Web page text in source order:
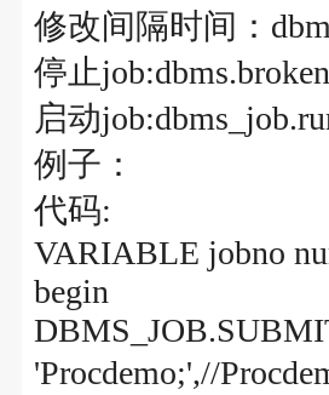
修改间隔时间：
停止
启动
例子：
代码:
VARIABLE jobno
begin
'Procdemo;',//